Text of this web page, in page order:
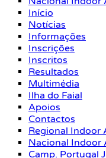
Início
Notícias
Informações
Inscrições
Inscritos
Resultados
Multimédia
Ilha do Faial
Apoios
Contactos
Regional Indoor
Nacional Indoor
Camp. Portugal